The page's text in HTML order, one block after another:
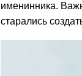
именинника.
старались